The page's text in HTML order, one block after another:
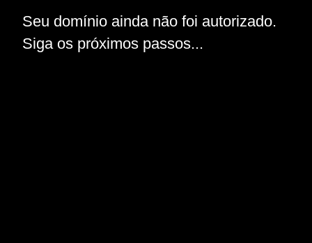
Seu domínio ainda não foi autorizado.
Siga os próximos passos...